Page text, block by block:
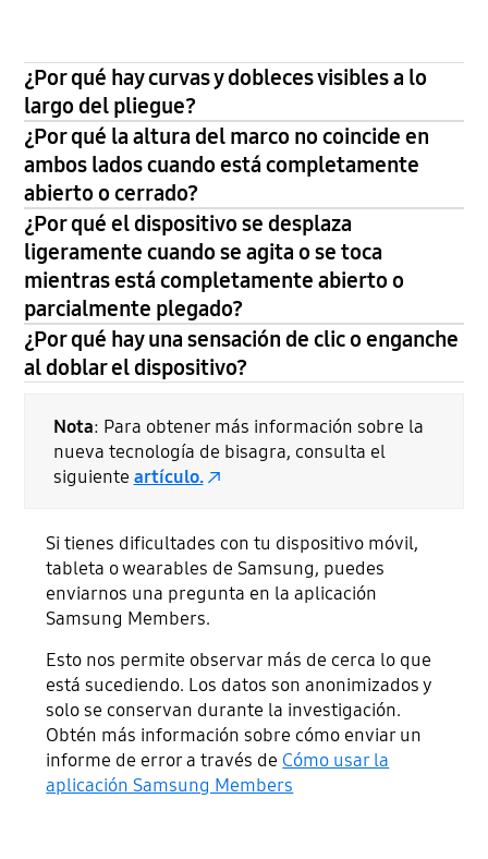
¿Por qué hay curvas y dobleces visibles a lo
largo del pliegue?
¿Por qué la altura del marco no coincide en
ambos lados cuando está completamente
abierto o cerrado?
¿Por qué el dispositivo se desplaza
ligeramente cuando se agita o se toca
mientras está completamente abierto o
parcialmente plegado?
¿Por qué hay una sensación de clic o enganche
al doblar el dispositivo?
Nota: Para obtener más información sobre la
nueva tecnología de bisagra, consulta el
siguiente artículo.
Si tienes dificultades con tu dispositivo móvil,
tableta o wearables de Samsung, puedes
enviarnos una pregunta en la aplicación
Samsung Members.
Esto nos permite observar más de cerca lo que
está sucediendo. Los datos son anonimizados y
solo se conservan durante la investigación.
Obtén más información sobre cómo enviar un
informe de error a través de Cómo usar la
aplicación Samsung Members